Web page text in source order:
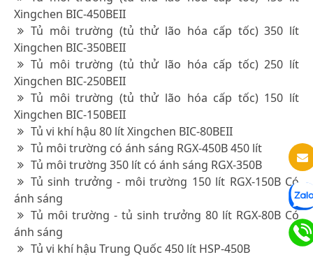
Xingchen BIC-450BEII
Tủ môi trường (tủ thử lão hóa cấp tốc) 350 lít
Xingchen BIC-350BEII
Tủ môi trường (tủ thử lão hóa cấp tốc) 250 lít
Xingchen BIC-250BEII
Tủ môi trường (tủ thử lão hóa cấp tốc) 150 lít
Xingchen BIC-150BEII
Tủ vi khí hậu 80 lít Xingchen BIC-80BEII
Tủ môi trường có ánh sáng RGX-450B 450 lít
Tủ môi trường 350 lít có ánh sáng RGX-350B
Tủ sinh trưởng - môi trường 150 lít RGX-150B Có
ánh sáng
Tủ môi trường - tủ sinh trưởng 80 lít RGX-80B Có
ánh sáng
Tủ vi khí hậu Trung Quốc 450 lít HSP-450B